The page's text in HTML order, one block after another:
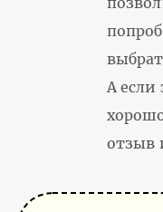
А если
отзыв